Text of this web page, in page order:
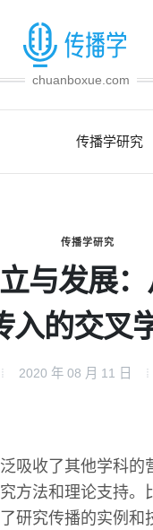
chuanboxue.com
传播学研究
传播学研究
与发展
入的交叉
2020 年 08 月 11 日
吸收了其他学科
方法和理论支持
研究传播的实例